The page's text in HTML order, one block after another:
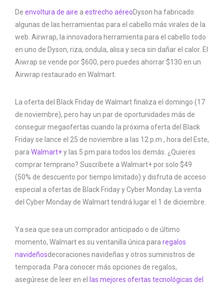
De envoltura de aire a estrecho aéreoDyson ha fabricado
algunas de las herramientas para el cabello más virales de la
web. Airwrap, la innovadora herramienta para el cabello todo
en uno de Dyson, riza, ondula, alisa y seca sin dañar el calor. El
Aiwrap se vende por $600, pero puedes ahorrar $130 en un
Airwrap restaurado en Walmart.
La oferta del Black Friday de Walmart finaliza el domingo (17
de noviembre), pero hay un par de oportunidades más de
conseguir megaofertas cuando la próxima oferta del Black
Friday se lance el 25 de noviembre a las 12 p.m., hora del Este,
para Walmart+y las 5 pm para todos los demás. ¿Quieres
comprar temprano? Suscríbete a Walmart+ por solo $49
(50% de descuento por tiempo limitado) y disfruta de acceso
especial a ofertas de Black Friday y Cyber ​​Monday. La venta
del Cyber ​​Monday de Walmart tendrá lugar el 1 de diciembre.
Ya sea que sea un comprador anticipado o de último
momento, Walmart es su ventanilla única para regalos
navideñosdecoraciones navideñas y otros suministros de
temporada. Para conocer más opciones de regalos,
asegúrese de leer en el
las mejores ofertas tecnológicas del